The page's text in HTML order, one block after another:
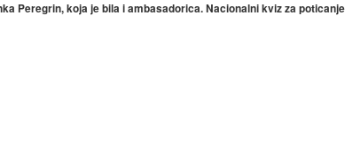
Peregrin, koja jebila i ambasadorica. Nacionalni kviz za poticanje